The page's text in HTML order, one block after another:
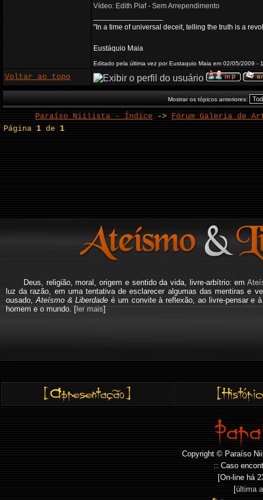
Vídeo: Edith Piaf - Sem Arrependimento
"In a time of universal deceit, telling the truth is a
Eustáquio Maia
Editado pela última vez por Eustaquio Maia em 02/05/2009 -
Voltar ao topo
Mostrar os tópicos anteriores:
Paraíso Niilista - Índice -> Fórum Galeria de
Página1 de1
Deus, religião, moral, origem e sentido da vida, livre-arbítrio: em
luz da razão, em uma tentativa de esclarecer algumas das mentiras e
ousado, Ateísmo & Liberdade é um convite à reflexão, ao livre-pensar e
homem e o mundo. [ler mais]
Copyright © Paraíso
:: Caso
[On-line há
[última